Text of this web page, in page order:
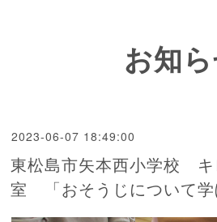
お知
2023-06-07 18:49:00
東松島市矢本西小学校 キ
室 「おそうじについて学